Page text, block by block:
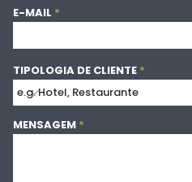
E-MAIL
TIPOLOGIA DE CLIENTE
MENSAGEM